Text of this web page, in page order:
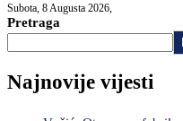
Subota, 8 Augusta 2026,
Pretraga
Najnovije vijesti